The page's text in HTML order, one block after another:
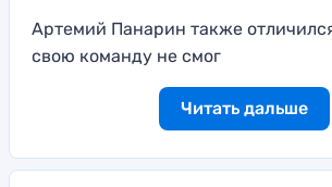
Артемий Панарин также
свою команду не смог
Читать дальше